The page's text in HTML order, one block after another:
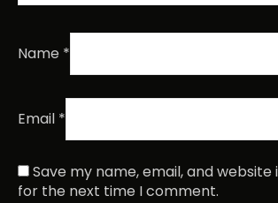
Name *
Email *
Save my name, email, and
for the next time I comment.